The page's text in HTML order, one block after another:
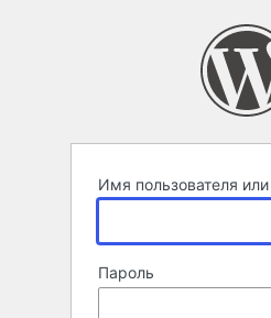
Имя пользователя
Пароль